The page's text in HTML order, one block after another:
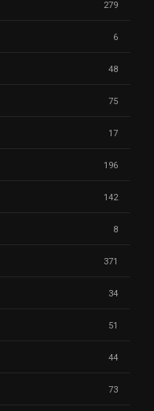
279
6
48
75
17
196
142
8
371
34
51
44
73